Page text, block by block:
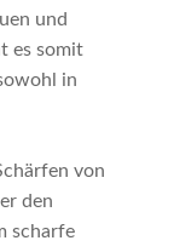
und
es somit
in
von
den
scharfe